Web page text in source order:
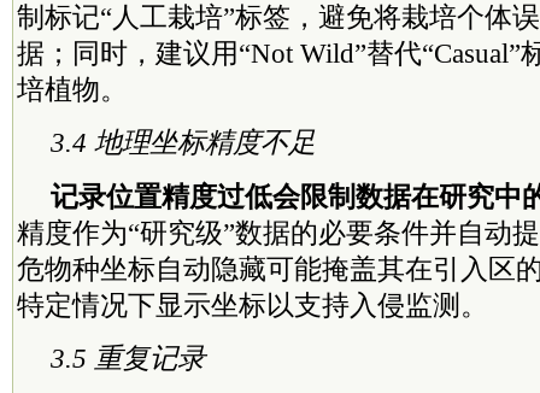
制标记“人工栽培”标签，避免将栽培个体
据；同时，建议用“Not Wild”替代
培植物。
3.4 地理坐标精度不足
记录位置精度过低会限制数据在研究中
精度作为“研究级”数据的必要条件并自动
危物种坐标自动隐藏可能掩盖其在引入区
特定情况下显示坐标以支持入侵监测。
3.5 重复记录